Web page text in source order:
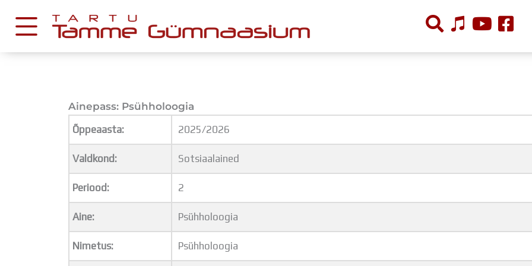
content
Stuudium
Postkast
Drive
Tamme TV
Tamme Leht
Kooliraadio
Tunniplaan
Õppekava
Huviringid
Ainepass: Psühholoogia
Õppeaasta:
2025/2026
Valdkond: Sotsiaalained
Periood: 2
Aine: Psühholoogia
Nimetus: Psühholoogia